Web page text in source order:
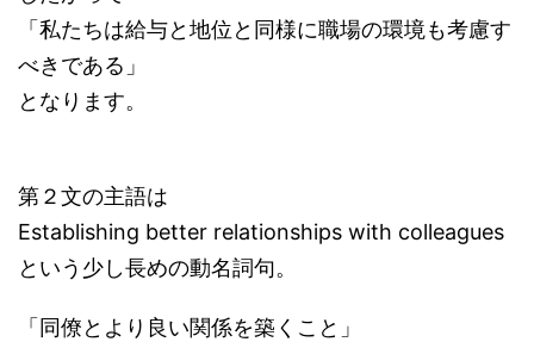
「私たちは給与と地位と同様に職場の環境も考慮す
べきである」
となります。
第２文の主語は
Establishing better relationships with colleagues
という少し長めの動名詞句。
「同僚とより良い関係を築くこと」